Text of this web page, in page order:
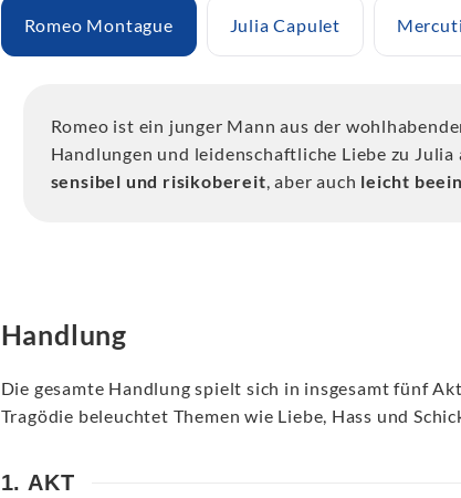
Romeo Montague Julia Capulet
Romeo ist ein junger Mann aus der
Handlungen und leidenschaftliche Liebe zu Julia
sensibel und risikobereit, aber auch leicht
Handlung
Die gesamte Handlung spielt sich in insgesamt fünf
Tragödie beleuchtet Themen wie Liebe, Hass und
1. AKT